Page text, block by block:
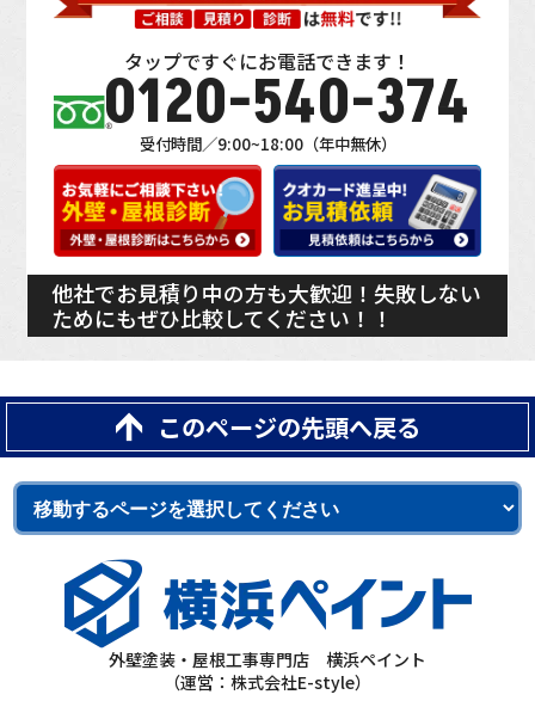
タップですぐにお電話できます！
0120-540-374
受付時間／9:00~18:00（年中無休）
他社でお見積り中の方も大歓迎！失敗しない
ためにもぜひ比較してください！！
このページの先頭へ戻る
外壁塗装・屋根工事専門店 横浜ペイント
（運営：株式会社E-style）